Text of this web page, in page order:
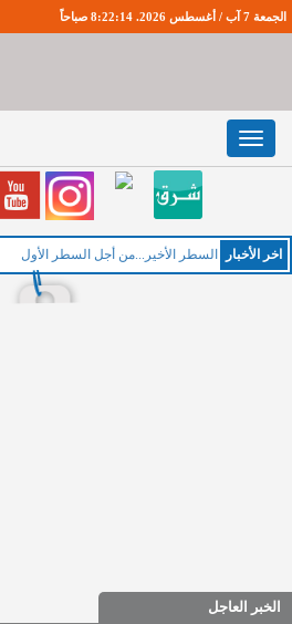
الجمعة 7 آب / أغسطس 2026. 8:22:15 صباحاً
Toggle
navigation
اخر اﻷخبار
الخبر العاجل